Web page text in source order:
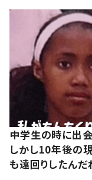
中学生の時に出
しかし10年後の
も遠回りしたんだ